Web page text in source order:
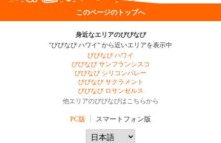
このページのトップへ
身近なエリアのびびなび
"びびなび ハワイ" から近いエリアを表示中
びびなび ハワイ
びびなび サンフランシスコ
びびなび シリコンバレー
びびなび サクラメント
びびなび ロサンゼルス
他エリアのびびなびはこちらから
PC版 スマートフォン版